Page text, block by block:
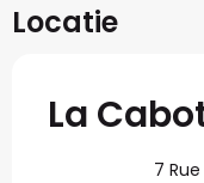
Locatie
La
7